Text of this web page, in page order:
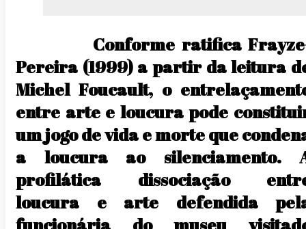
Conforme ratifica
Pereira (1999) a partir da leitura
Michel Foucault, o
entre arte e loucura pode
um jogo de vida e morte que
a loucura ao silenciamento.
profilática dissociação
loucura e arte defendida